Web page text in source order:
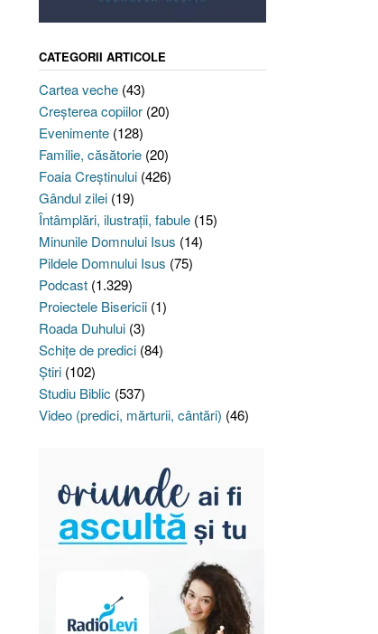
CATEGORII ARTICOLE
Cartea veche(43)
Creşterea copiilor(20)
Evenimente(128)
Familie, căsătorie(20)
Foaia Creştinului(426)
Gândul zilei(19)
Întâmplări, ilustraţii, fabule(15)
Minunile Domnului Isus (14)
Pildele Domnului Isus (75)
Podcast(1.329)
Proiectele Bisericii(1)
Roada Duhului(3)
Schiţe de predici(84)
Ştiri(102)
Studiu Biblic (537)
Video (predici, mărturii, cântări) (46)